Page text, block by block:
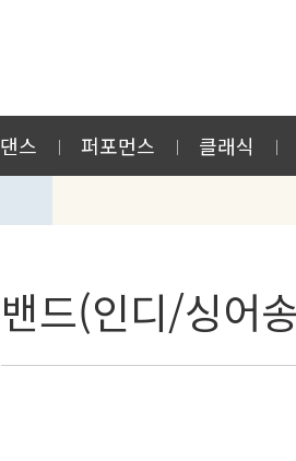
댄스 퍼포먼스 클래식
밴드(인디/싱어